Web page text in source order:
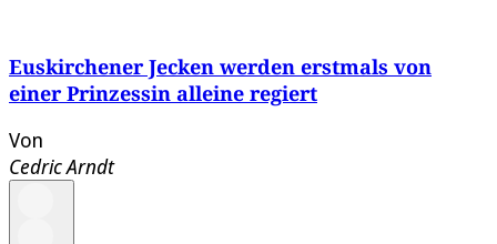
Euskirchener Jecken werden erstmals von
einer Prinzessin alleine regiert
Von
Cedric Arndt